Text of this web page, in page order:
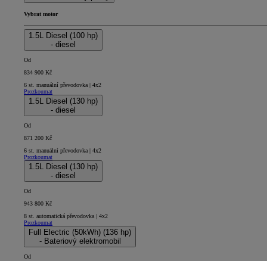
Vybrat motor
1.5L Diesel (100 hp)
- diesel
Od
834 900 Kč
6 st. manuální převodovka | 4x2
Prozkoumat
1.5L Diesel (130 hp)
- diesel
Od
871 200 Kč
6 st. manuální převodovka | 4x2
Prozkoumat
1.5L Diesel (130 hp)
- diesel
Od
943 800 Kč
8 st. automatická převodovka | 4x2
Prozkoumat
Full Electric (50kWh) (136 hp)
- Bateriový elektromobil
Od